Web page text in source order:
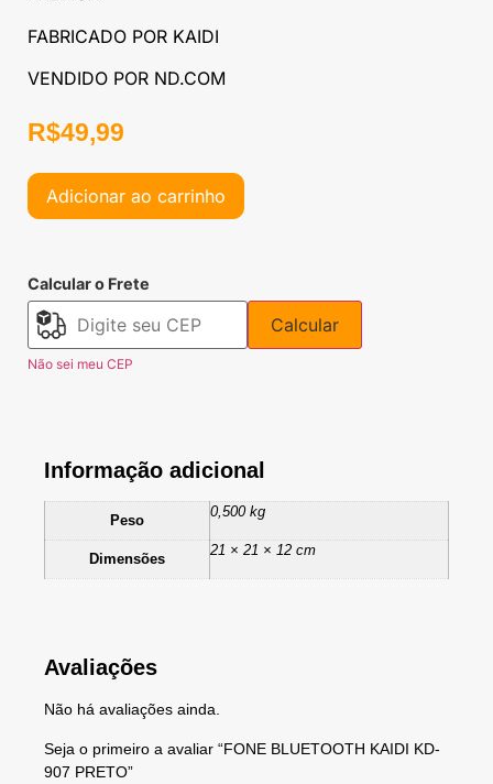
FABRICADO POR KAIDI
VENDIDO POR ND.COM
R$49,99
Adicionar ao carrinho
Calcular o Frete
Calcular
Não sei meu CEP
Informação adicional
Peso
0,500 kg
Dimensões
21 × 21 × 12 cm
Avaliações
Não há avaliações ainda.
Seja o primeiro a avaliar “FONE BLUETOOTH KAIDI KD-
907 PRETO”